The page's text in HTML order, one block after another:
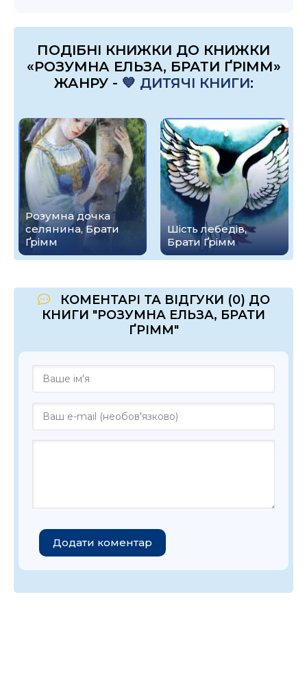
ПОДІБНІ КНИЖКИ ДО КНИЖКИ
«РОЗУМНА ЕЛЬЗА, БРАТИ ҐРІММ»
ЖАНРУ - 💙 ДИТЯЧІ КНИГИ:
Розумна дочка
селянина, Брати
Ґрімм
Шість лебедів,
Брати Ґрімм
КОМЕНТАРІ ТА ВІДГУКИ (0) ДО
КНИГИ "РОЗУМНА ЕЛЬЗА, БРАТИ
ҐРІММ"
Додати коментар